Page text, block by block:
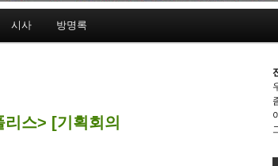
시사 방명록
스> [기획회의